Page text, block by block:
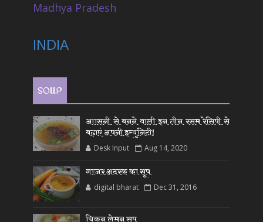
Madhya Pradesh
INDIA
SOUP
आासनी से बनने वाली इन तीन रसम रेसिपी से
बढ़ाएं अपनी इम्युनिटी!
Desk Input Aug 14, 2020
गाजर अदरक का सूप
digital bharat Dec 31, 2016